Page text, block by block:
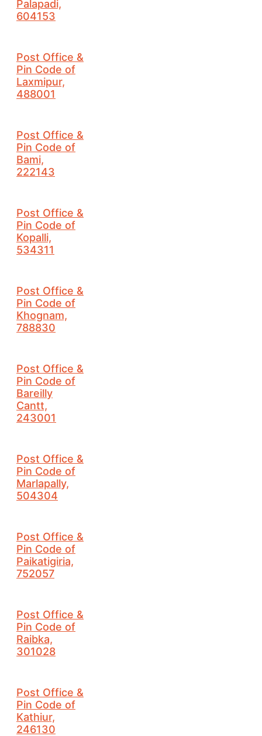
Palapadi,
604153
Post Office &
Pin Code of
Laxmipur,
488001
Post Office &
Pin Code of
Bami,
222143
Post Office &
Pin Code of
Kopalli,
534311
Post Office &
Pin Code of
Khognam,
788830
Post Office &
Pin Code of
Bareilly
Cantt,
243001
Post Office &
Pin Code of
Marlapally,
504304
Post Office &
Pin Code of
Paikatigiria,
752057
Post Office &
Pin Code of
Raibka,
301028
Post Office &
Pin Code of
Kathiur,
246130